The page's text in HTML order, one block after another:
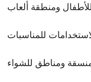
ومنطقة ألعاب
للمناسبات
ومناطق للشواء